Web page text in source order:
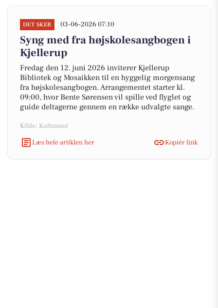
DET SKER 03-06-2026 07:10
Syng med fra højskolesangbogen i
Kjellerup
Fredag den 12. juni 2026 inviterer Kjellerup
Bibliotek og Mosaikken til en hyggelig morgensang
fra højskolesangbogen. Arrangementet starter kl.
09:00, hvor Bente Sørensen vil spille ved flyglet og
guide deltagerne gennem en række udvalgte sange.
Kilde: Kultunaut
Læs hele artiklen her
Kopiér link